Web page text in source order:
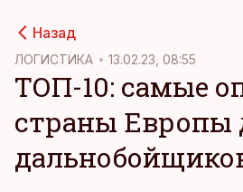
Назад
ЛОГИСТИКА 13.02.23, 08:55
ТОП-10: самые
страны Европы